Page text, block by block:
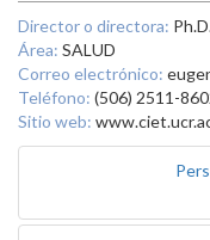
Director o directora:
Área: SALUD
Correo electrónico:
Teléfono: (506) 2511-
Sitio web: